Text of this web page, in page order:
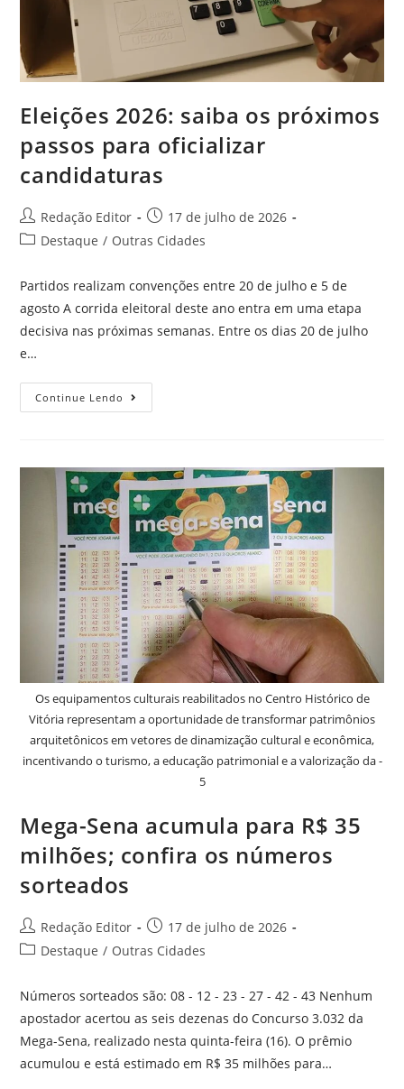
Eleições 2026: saiba os próximos
passos para oficializar
candidaturas
Redação Editor
17 de julho de 2026
Destaque / Outras Cidades
Partidos realizam convenções entre 20 de julho e 5 de
agosto A corrida eleitoral deste ano entra em uma etapa
decisiva nas próximas semanas. Entre os dias 20 de julho
e…
Continue Lendo
Os equipamentos culturais reabilitados no Centro Histórico de
Vitória representam a oportunidade de transformar patrimônios
arquitetônicos em vetores de dinamização cultural e econômica,
incentivando o turismo, a educação patrimonial e a valorização da -
5
Mega-Sena acumula para R$ 35
milhões; confira os números
sorteados
Redação Editor
17 de julho de 2026
Destaque / Outras Cidades
Números sorteados são: 08 - 12 - 23 - 27 - 42 - 43 Nenhum
apostador acertou as seis dezenas do Concurso 3.032 da
Mega-Sena, realizado nesta quinta-feira (16). O prêmio
acumulou e está estimado em R$ 35 milhões para…